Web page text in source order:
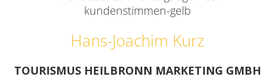
Hans-Joachim Kurz
TOURISMUS HEILBRONN MARKETING GMBH